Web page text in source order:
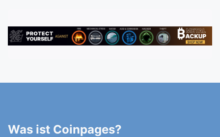
Was ist Coinpages?